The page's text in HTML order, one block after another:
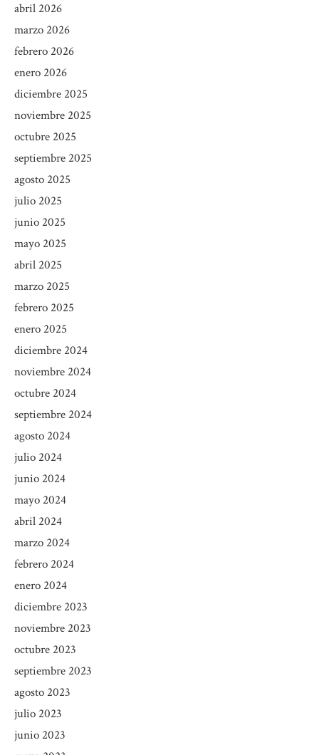
abril 2026
marzo 2026
febrero 2026
enero 2026
diciembre 2025
noviembre 2025
octubre 2025
septiembre 2025
agosto 2025
julio 2025
junio 2025
mayo 2025
abril 2025
marzo 2025
febrero 2025
enero 2025
diciembre 2024
noviembre 2024
octubre 2024
septiembre 2024
agosto 2024
julio 2024
junio 2024
mayo 2024
abril 2024
marzo 2024
febrero 2024
enero 2024
diciembre 2023
noviembre 2023
octubre 2023
septiembre 2023
agosto 2023
julio 2023
junio 2023